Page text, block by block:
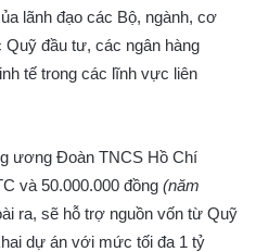
lãnh đạo các Bộ, ngành, cơ
đầu tư, các ngân hàng
tế trong các lĩnh vực liên
ương Đoàn TNCS Hồ Chí
và 50.000.000 đồng (năm
ra, sẽ hỗ trợ nguồn vốn từ Quỹ
dự án với mức tối đa 1 tỷ